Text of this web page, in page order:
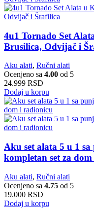
4u1 Tornado Set
Brusilica, Odvijač i
Aku alati, Ručni alati
Ocenjeno sa 4.00 od 5
24.999 RSD
Dodaj u korpu
Aku set alata 5 u 1
kompletan set za
Aku alati, Ručni alati
Ocenjeno sa 4.75 od 5
19.000 RSD
Dodaj u korpu